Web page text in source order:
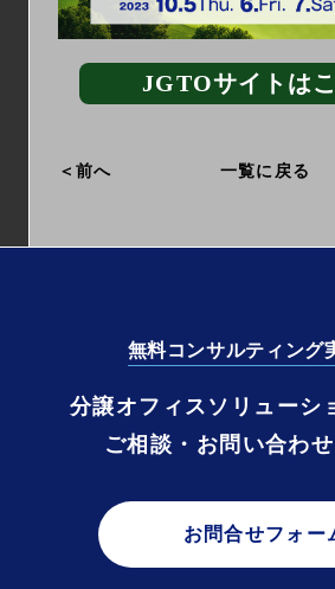
JGTOサイトは
前へ 一覧に戻る
無料コンサルティング
分譲オフィスソリューシ
ご相談・お問い合わ
お問合せフォー